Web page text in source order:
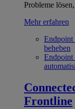
Probleme
Mehr erfahren
Endpoint
beheben
Endpoint
Frontline